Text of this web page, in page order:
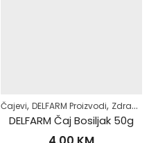
,Zdrav život ,Zdravlje
Čajevi, DELFARM Proizvodi, Zdrav život
DELFARM Čaj Bosiljak 50g